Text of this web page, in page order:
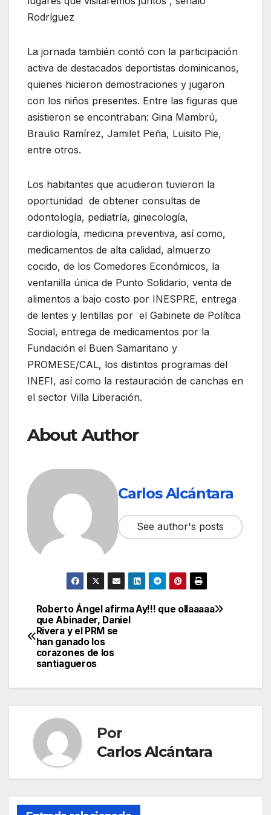
Rodríguez
La jornada también contó con la participación
activa de destacados deportistas dominicanos,
quienes hicieron demostraciones y jugaron
con los niños presentes. Entre las figuras que
asistieron se encontraban: Gina Mambrú,
Braulio Ramírez, Jamilet Peña, Luisito Pie,
entre otros.
Los habitantes que acudieron tuvieron la
oportunidad de obtener consultas de
odontología, pediatría, ginecología,
cardiología, medicina preventiva, así como,
medicamentos de alta calidad, almuerzo
cocido, de los Comedores Económicos, la
ventanilla única de Punto Solidario, venta de
alimentos a bajo costo por INESPRE, entrega
de lentes y lentillas por el Gabinete de Política
Social, entrega de medicamentos por la
Fundación el Buen Samaritano y
PROMESE/CAL, los distintos programas del
INEFI, así como la restauración de canchas en
el sector Villa Liberación.
About Author
Carlos Alcántara
See author's posts
Navegación
de
entradas
Ay!!! que ollaaaaa
Roberto Ángel afirma
que Abinader, Daniel
Rivera y el PRM se
han ganado los
corazones de los
santiagueros
Por
Carlos Alcántara